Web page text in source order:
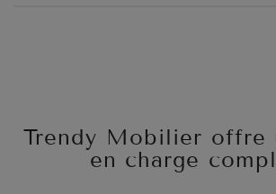
Trendy Mobilier offre
en charge